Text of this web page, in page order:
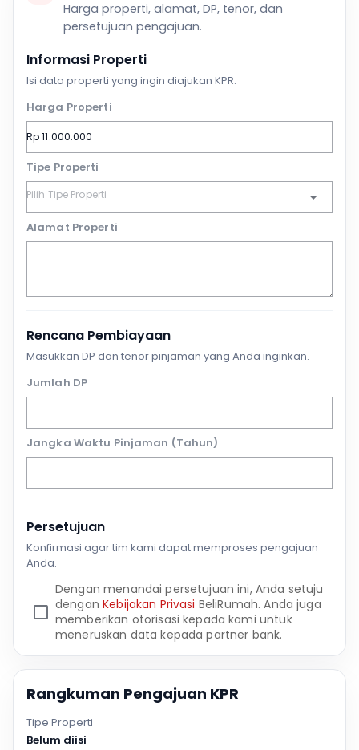
Harga properti, alamat, DP, tenor, dan
persetujuan pengajuan.
Informasi Properti
Isi data properti yang ingin diajukan KPR.
Harga Properti
Tipe Properti
Alamat Properti
Rencana Pembiayaan
Masukkan DP dan tenor pinjaman yang Anda inginkan.
Jumlah DP
Jangka Waktu Pinjaman (Tahun)
Persetujuan
Konfirmasi agar tim kami dapat memproses pengajuan
Anda.
Dengan menandai persetujuan ini, Anda setuju
denganKebijakan Privasi BeliRumah. Anda juga
memberikan otorisasi kepada kami untuk
meneruskan data kepada partner bank.
Rangkuman Pengajuan KPR
Tipe Properti
Belum diisi